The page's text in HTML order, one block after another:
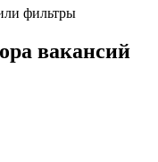
фильтры
вакансий